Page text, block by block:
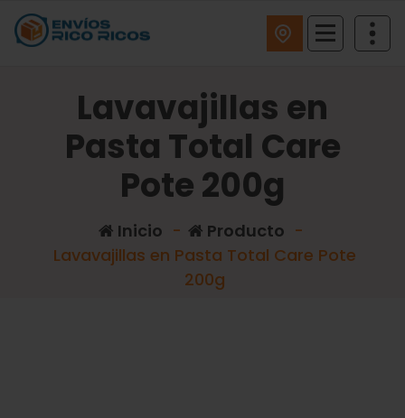
Lavavajillas en
Pasta Total Care
Pote 200g
Inicio - Producto -
Lavavajillas en Pasta Total Care Pote
200g